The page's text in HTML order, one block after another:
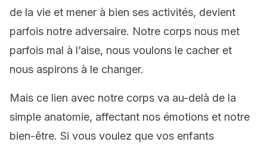
de la vie et mener à bien ses activités, devient
parfois notre adversaire. Notre corps nous met
parfois mal à l’aise, nous voulons le cacher et
nous aspirons à le changer.
Mais ce lien avec notre corps va au-delà de la
simple anatomie, affectant nos émotions et notre
bien-être. Si vous voulez que vos enfants